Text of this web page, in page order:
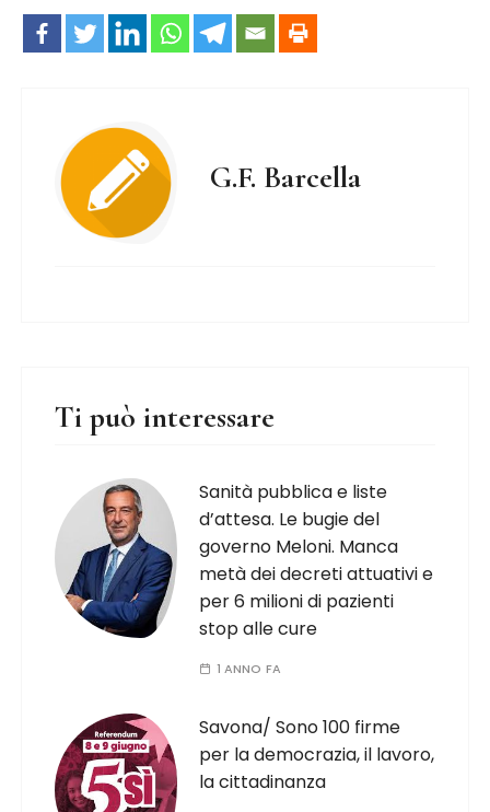
G.F. Barcella
Ti può interessare
Sanità pubblica e liste
d’attesa. Le bugie del
governo Meloni. Manca
metà dei decreti attuativi e
per 6 milioni di pazienti
stop alle cure
1 ANNO FA
Savona/ Sono 100 firme
per la democrazia, il lavoro,
la cittadinanza